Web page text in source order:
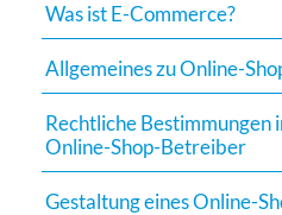
Was ist E-Commerce?
Allgemeines zu Online-
Rechtliche Bestimmungen
Online-Shop-Betreiber
Gestaltung eines Online-